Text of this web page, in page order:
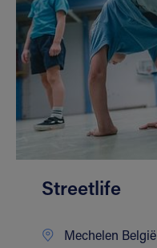
Streetlife
Mechelen België